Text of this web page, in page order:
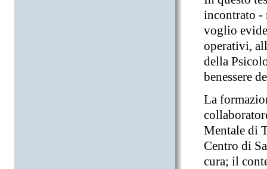
incontrato -
voglio
operativi,
della
benessere
La
Mentale di
Centro di
cura; il